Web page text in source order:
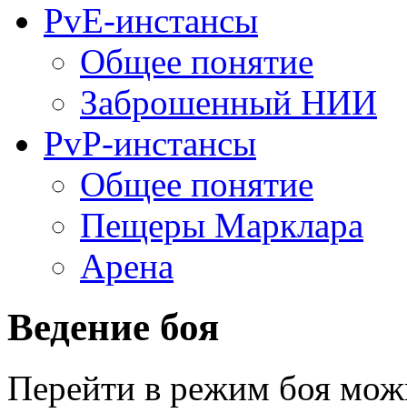
PvE-инстансы
Общее понятие
Заброшенный НИИ
PvP-инстансы
Общее понятие
Пещеры Марклара
Арена
Ведение боя
Перейти в режим боя